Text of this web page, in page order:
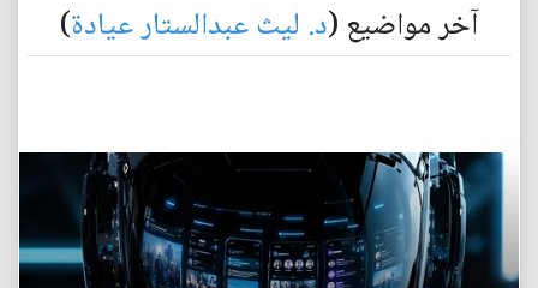
آخر مواضيع (د. ليث عبدالستار عيادة)